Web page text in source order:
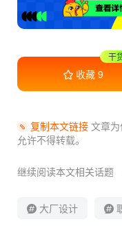
收藏 9
干
复制本文链接文章为
允许不得转载。
继续阅读本文相关话题
大厂设计